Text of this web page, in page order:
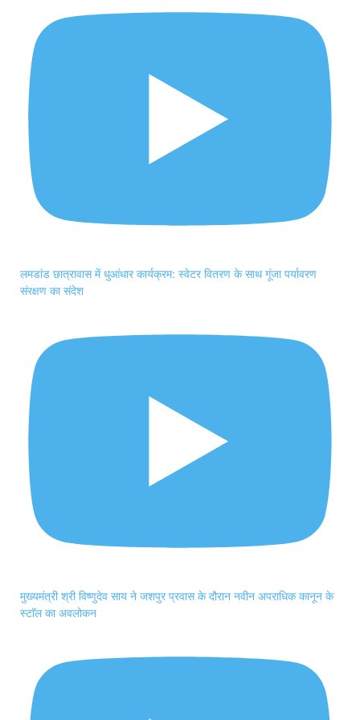
लमडांड छात्रावास में धुआंधार कार्यक्रम: स्वेटर वितरण के साथ गूंजा पर्यावरण
संरक्षण का संदेश
मुख्यमंत्री श्री विष्णुदेव साय ने जशपुर प्रवास के दौरान नवीन अपराधिक कानून के
स्टाॅल का अवलोकन